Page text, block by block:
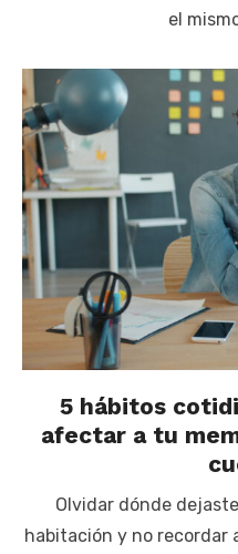
el
5 hábitos
afectar a tu
Olvidar dónde
habitación y no recordar